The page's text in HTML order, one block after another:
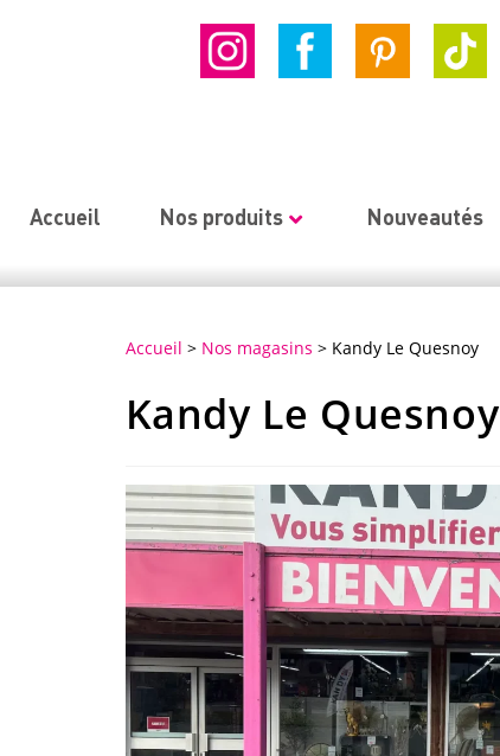
Accueil Nos produits Nouveautés
Accueil > Nos magasins > Kandy Le Quesnoy
Kandy Le Quesnoy